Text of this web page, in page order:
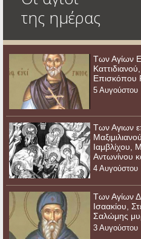
της ημέρας
Των Αγίων
Επισκόπου
5 Αυγούστου
Των Αγιων
Ιαμβλίχου,
Αντωνίνου
4 Αυγούστου
Των Αγίων
Ισαακίου,
Σαλώμης
3 Αυγούστου